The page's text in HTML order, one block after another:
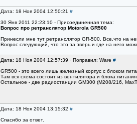
Дата: 18 Ноя 2004 12:50:21 #
30 Янв 2011 22:23:10 - Присоединенная тема:
Вопрос про ретранслятор Motorola GR500
Принесли мне тут ретранслятор GR-500. Все,что на
Вопрос следующий, что это за зверь и где на него
Дата: 18 Ноя 2004 12:57:39 · Поправил: Ware #
GR500 - это всего лишь железный корпус с блоком
Там вся схема состоит из вентилятора и блока
Остальное - две радиостанции GM300 (M208/216,
Дата: 18 Ноя 2004 13:15:32 #
Спасибо за ответ.